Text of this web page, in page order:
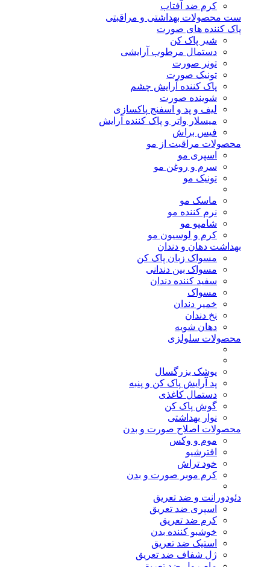
کرم ضد آفتاب
ست محصولات بهداشتی و مراقبتی
پاک کننده های صورت
شیر پاک کن
دستمال مرطوب آرایشی
تونر صورت
تونیک صورت
پاک کننده آرایش چشم
شوینده صورت
لیف و پد و اسفنج پاکسازی
میسلار واتر و پاک کننده آرایش
فیس براش
محصولات مراقبت از مو
اسپری مو
سرم و روغن مو
تونیک مو
ماسک مو
نرم کننده مو
شامپو مو
کرم و لوسیون مو
بهداشت دهان و دندان
مسواک زبان پاک کن
مسواک بین دندانی
سفید کننده دندان
مسواک
خمیر دندان
نخ دندان
دهان شویه
محصولات سلولزی
پوشک بزرگسال
پد آرایش پاک کن و پنبه
دستمال کاغذی
گوش پاک کن
نوار بهداشتی
محصولات اصلاح صورت و بدن
موم و وکس
افترشیو
خود تراش
کرم موبر صورت و بدن
دئودورانت و ضد تعریق
اسپری ضد تعریق
کرم ضد تعریق
خوشبو کننده بدن
استیک ضد تعریق
ژل شفاف ضد تعریق